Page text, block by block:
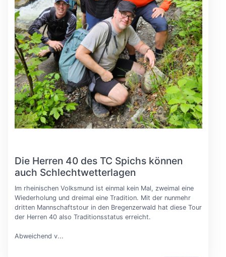
Die Herren 40 des TC Spichs können
auch Schlechtwetterlagen
Im rheinischen Volksmund ist einmal kein Mal, zweimal eine
Wiederholung und dreimal eine Tradition. Mit der nunmehr
dritten Mannschaftstour in den Bregenzerwald hat diese Tour
der Herren 40 also Traditionsstatus erreicht.
Abweichend v...